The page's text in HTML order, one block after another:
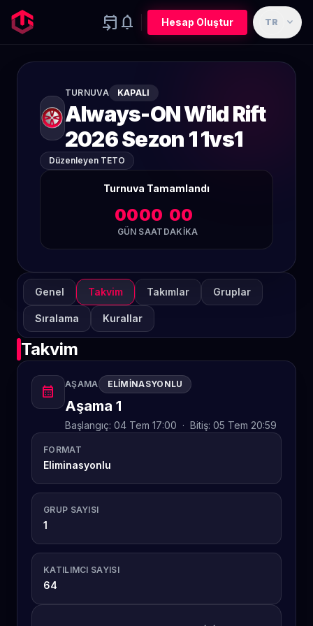
event_upcoming notifications Hesap Oluştur TR expand_more
TURNUVA KAPALI
Always-ON Wild Rift
2026 Sezon 1 1vs1
Düzenleyen TETO
Turnuva Tamamlandı
00
GÜN
00
SAAT
00
DAKIKA
Genel Takvim Takımlar Gruplar
Sıralama Kurallar
Takvim
calendar_month AŞAMA ELIMINASYONLU
Aşama 1
Başlangıç: 04 Tem 17:00 · Bitiş: 05 Tem 20:59
FORMAT
Eliminasyonlu
GRUP SAYISI
1
KATILIMCI SAYISI
64